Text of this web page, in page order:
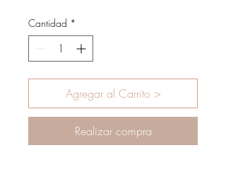
Cantidad *
Agregar al Carrito >
Realizar compra